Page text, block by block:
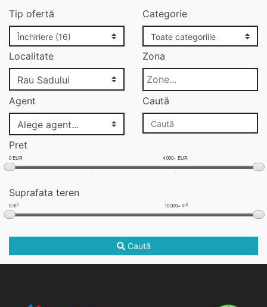
Tip ofertă Categorie
Localitate Zona
Agent Caută
Pret
0 EUR 4.000+ EUR
Suprafata teren
0 m2 10.000+ m2
Caută